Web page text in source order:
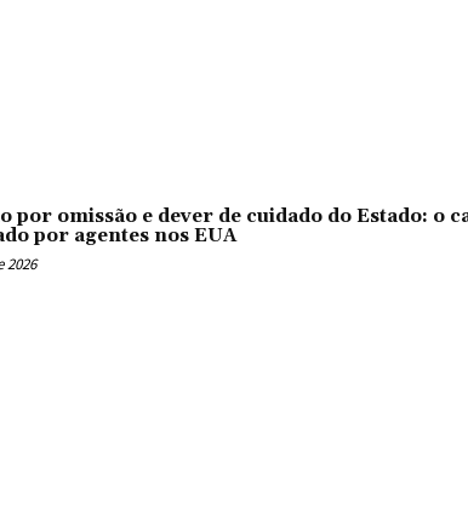
por omissão e dever de cuidado do Estado: o
por agentes nos EUA
2026